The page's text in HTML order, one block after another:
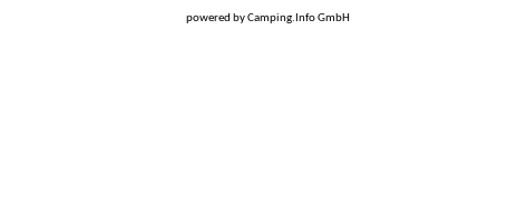
powered by Camping.Info GmbH